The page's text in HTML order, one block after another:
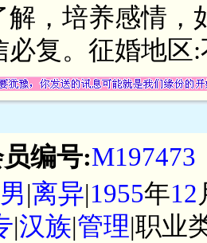
解，培养感情
必复。征婚地区
编号:M197473
男|离异|1955年12
|汉族|管理|职业